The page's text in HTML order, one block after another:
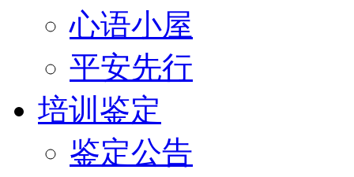
心语小屋
平安先行
培训鉴定
鉴定公告